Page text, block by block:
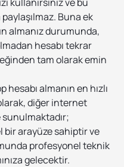
Buna ek
almanız durumunda,
hesabı tekrar
tam olarak emin
almanın en hızlı
diğer internet
bir arayüze sahiptir ve
profesyonel teknik
gelecektir.